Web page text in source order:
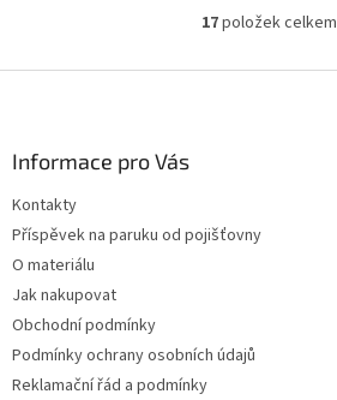
O
l
17položek celkem
Informace pro Vás
Kontakty
Příspěvek na paruku od pojišťovny
O materiálu
Jak nakupovat
Obchodní podmínky
Podmínky ochrany osobních údajů
Reklamační řád a podmínky